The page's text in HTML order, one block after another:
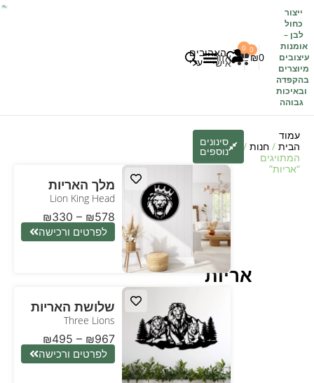
ייצור
כחול
לבן –
אומנות
עיצובים
מיוצרים
בהקפדה
ובאיכות
גבוהה
₪0
0 האהובים
עלי
0
אזור
אישי
עמוד
הבית / חנות / מוצרים
המתויגים
“אריות”
אריות
סינונים
נוספים
מלך האריות
Lion King Head
₪330 – ₪578
לפרטים ורכישה
שלושת האריות
Three Lions
₪495 – ₪967
לפרטים ורכישה